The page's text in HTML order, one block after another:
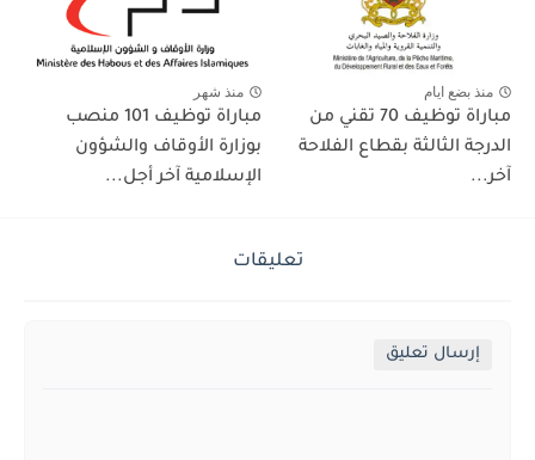
منذ بضع ايام
مباراة توظيف 70 تقني من
الدرجة الثالثة بقطاع الفلاحة
آخر...
منذ شهر
مباراة توظيف 101 منصب
بوزارة الأوقاف والشؤون
الإسلامية آخر أجل...
تعليقات
إرسال تعليق